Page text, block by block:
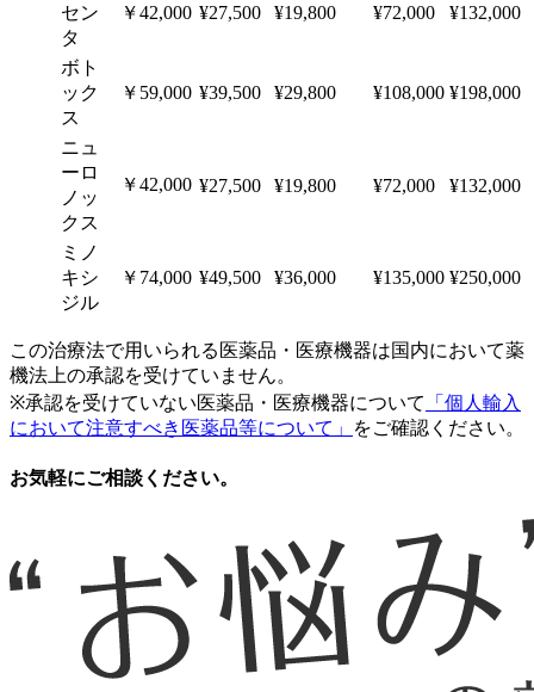
セン
タ
￥42,000 ¥27,500 ¥19,800 ¥72,000 ¥132,000
ボト
ック
ス
￥59,000 ¥39,500 ¥29,800 ¥108,000 ¥198,000
ニュ
ーロ
ノッ
クス
￥42,000 ¥27,500 ¥19,800 ¥72,000 ¥132,000
ミノ
キシ
ジル
￥74,000 ¥49,500 ¥36,000 ¥135,000 ¥250,000
この治療法で用いられる医薬品・医療機器は国内において薬
機法上の承認を受けていません。
※承認を受けていない医薬品・医療機器について
「個人輸入
において注意すべき医薬品等について」
をご確認ください。
お気軽にご相談ください。